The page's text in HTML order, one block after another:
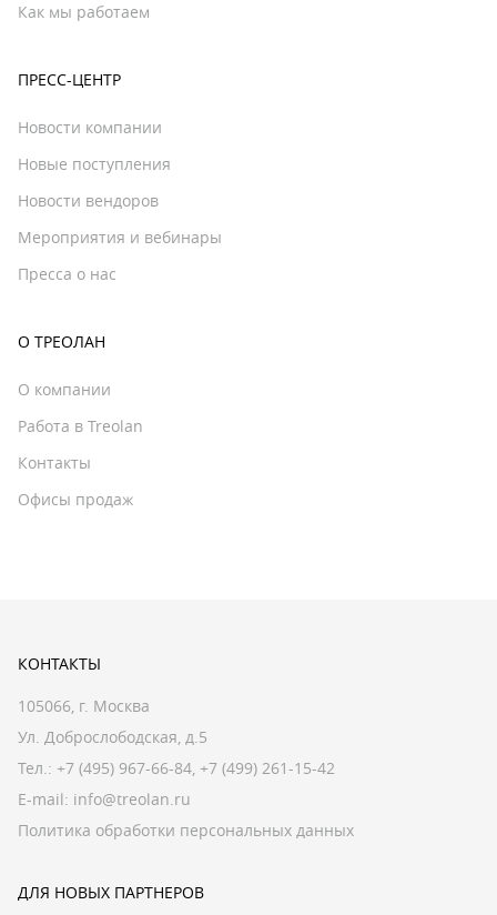
Как мы работаем
ПРЕСС-ЦЕНТР
Новости компании
Новые поступления
Новости вендоров
Мероприятия и вебинары
Пресса о нас
О ТРЕОЛАН
О компании
Работа в Treolan
Контакты
Офисы продаж
КОНТАКТЫ
105066, г. Москва
Ул. Доброслободская, д.5
Тел.: +7 (495) 967-66-84, +7 (499) 261-15-42
E-mail: info@treolan.ru
Политика обработки персональных данных
ДЛЯ НОВЫХ ПАРТНЕРОВ